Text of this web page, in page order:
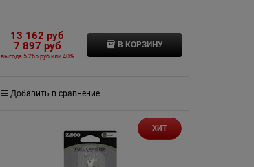
13 162 руб
7 897 руб
выгода 5 265 рубили40%
В КОРЗИНУ
Добавить в сравнение
ХИТ